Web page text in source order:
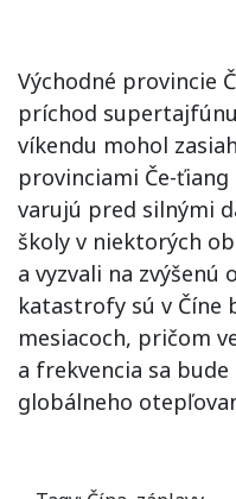
Východné provincie
príchod
víkendu mohol
provinciami Če-
varujú pred silnými
školy v niektorých
a vyzvali na
katastrofy sú v Číne
mesiacoch, pričom
a frekvencia sa
globálneho